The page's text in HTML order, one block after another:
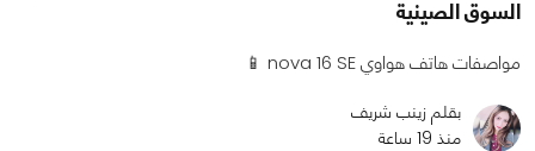
السوق الصينية
مواصفات هاتف هواوي nova 16 SE 📱
بقلم زينب شريف
منذ 19 ساعة